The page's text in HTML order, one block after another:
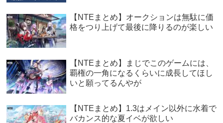
【NTEまとめ】オークションは無駄に価
格をつり上げて最後に降りるのが楽しい
【NTEまとめ】まじでこのゲームには、
覇権の一角になるくらいに成長してほし
いと願ってるんやが
【NTEまとめ】1.3はメイン以外に水着で
バカンス的な夏イベが欲しい